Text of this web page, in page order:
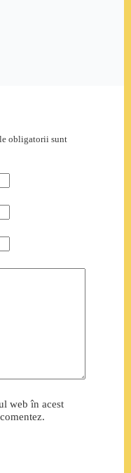
obligatorii sunt
web în acest